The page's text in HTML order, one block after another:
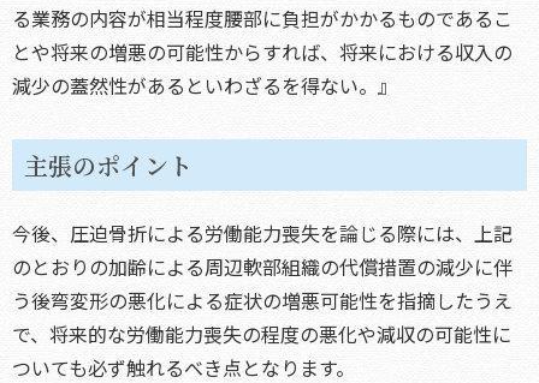
る業務の内容が相当程度腰部に負担がかかるものであるこ
とや将来の増悪の可能性からすれば、将来における収入の
減少の蓋然性があるといわざるを得ない。』
主張のポイント
今後、圧迫骨折による労働能力喪失を論じる際には、上記
のとおりの加齢による周辺軟部組織の代償措置の減少に伴
う後弯変形の悪化による症状の増悪可能性を指摘したうえ
で、将来的な労働能力喪失の程度の悪化や減収の可能性に
ついても必ず触れるべき点となります。